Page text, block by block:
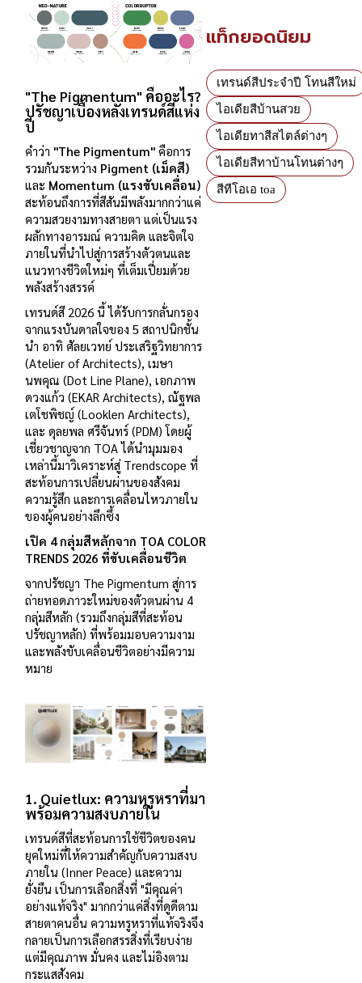
"The Pigmentum" คืออะไร?
ปรัชญาเบื้องหลังเทรนด์สีแห่ง
ปี
คำว่า "The Pigmentum" คือการ
รวมกันระหว่าง Pigment (เม็ดสี)
และ Momentum (แรงขับเคลื่อน)
สะท้อนถึงการที่สีสันมีพลังมากกว่าแค่
ความสวยงามทางสายตา แต่เป็นแรง
ผลักทางอารมณ์ ความคิด และจิตใจ
ภายในที่นำไปสู่การสร้างตัวตนและ
แนวทางชีวิตใหม่ๆ ที่เต็มเปี่ยมด้วย
พลังสร้างสรรค์
เทรนด์สี 2026 นี้ ได้รับการกลั่นกรอง
จากแรงบันดาลใจของ 5 สถาปนิกชั้น
นำ อาทิ ศัลยเวทย์ ประเสริฐวิทยาการ
(Atelier of Architects), เมษา
นพคุณ (Dot Line Plane), เอกภาพ
ดวงแก้ว (EKAR Architects), ณัฐพล
เตโชพิชญ์ (Looklen Architects),
และ ดุลยพล ศรีจันทร์ (PDM) โดยผู้
เชี่ยวชาญจาก TOA ได้นำมุมมอง
เหล่านี้มาวิเคราะห์สู่ Trendscope ที่
สะท้อนการเปลี่ยนผ่านของสังคม
ความรู้สึก และการเคลื่อนไหวภายใน
ของผู้คนอย่างลึกซึ้ง
เปิด 4 กลุ่มสีหลักจาก TOA COLOR
TRENDS 2026 ที่ขับเคลื่อนชีวิต
จากปรัชญา The Pigmentum สู่การ
ถ่ายทอดภาวะใหม่ของตัวตนผ่าน 4
กลุ่มสีหลัก (รวมถึงกลุ่มสีที่สะท้อน
ปรัชญาหลัก) ที่พร้อมมอบความงาม
และพลังขับเคลื่อนชีวิตอย่างมีความ
หมาย
1. Quietlux: ความหรูหราที่มา
พร้อมความสงบภายใน
เทรนด์สีที่สะท้อนการใช้ชีวิตของคน
ยุคใหม่ที่ให้ความสำคัญกับความสงบ
ภายใน (Inner Peace) และความ
ยั่งยืน เป็นการเลือกสิ่งที่ "มีคุณค่า
อย่างแท้จริง" มากกว่าแค่สิ่งที่ดูดีตาม
สายตาคนอื่น ความหรูหราที่แท้จริงจึง
กลายเป็นการเลือกสรรสิ่งที่เรียบง่าย
แต่มีคุณภาพ มั่นคง และไม่อิงตาม
กระแสสังคม
แท็กยอดนิยม
เทรนด์สีประจำปี โทนสีใหม่
ไอเดียสีบ้านสวย
ไอเดียทาสีสไตล์ต่างๆ
ไอเดียสีทาบ้านโทนต่างๆ
สีทีโอเอ toa